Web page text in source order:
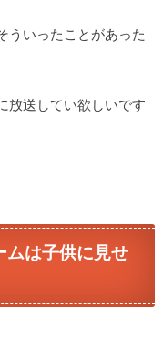
ういったことがあった
放送してい欲しいです
ムは子供に見せ